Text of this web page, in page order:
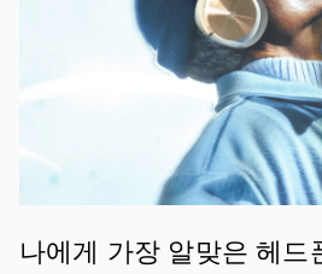
나에게 가장 알맞은 헤드